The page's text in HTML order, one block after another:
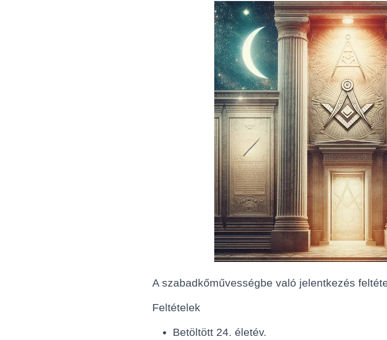
A szabadkőművességbe való jelentkezés
Feltételek
Betöltött 24. életév.